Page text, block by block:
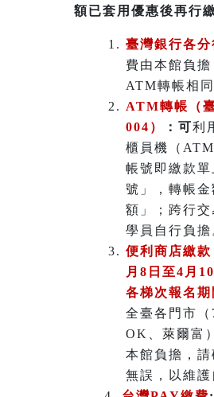
額已套用優惠後再行
臺灣銀行各
費由本館負
ATM轉帳相同
ATM轉帳（
004）
：可利
櫃員機（
帳號即繳款
號」，轉帳
額」；跨行
學員自行負擔
便利商店繳
月8日至4月
各梯次報名期
全臺各門市（
OK、萊爾富
本館負擔，
無誤，以維護